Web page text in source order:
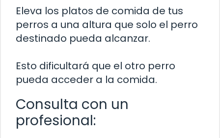
Eleva los platos de comida de tus
perros a una altura que solo el perro
destinado pueda alcanzar.
Esto dificultará que el otro perro
pueda acceder a la comida.
Consulta con un
profesional: